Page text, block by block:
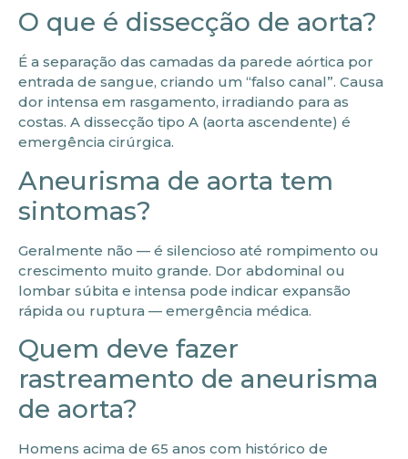
O que é dissecção de aorta?
É a separação das camadas da parede aórtica por
entrada de sangue, criando um “falso canal”. Causa
dor intensa em rasgamento, irradiando para as
costas. A dissecção tipo A (aorta ascendente) é
emergência cirúrgica.
Aneurisma de aorta tem
sintomas?
Geralmente não — é silencioso até rompimento ou
crescimento muito grande. Dor abdominal ou
lombar súbita e intensa pode indicar expansão
rápida ou ruptura — emergência médica.
Quem deve fazer
rastreamento de aneurisma
de aorta?
Homens acima de 65 anos com histórico de